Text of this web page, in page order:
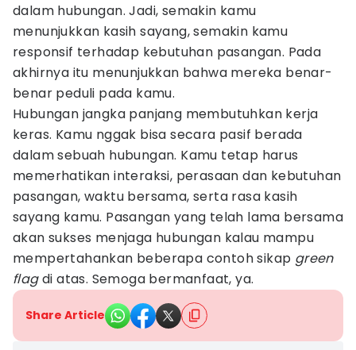
dalam hubungan. Jadi, semakin kamu
menunjukkan kasih sayang, semakin kamu
responsif terhadap kebutuhan pasangan. Pada
akhirnya itu menunjukkan bahwa mereka benar-
benar peduli pada kamu.
Hubungan jangka panjang membutuhkan kerja
keras. Kamu nggak bisa secara pasif berada
dalam sebuah hubungan. Kamu tetap harus
memerhatikan interaksi, perasaan dan kebutuhan
pasangan, waktu bersama, serta rasa kasih
sayang kamu. Pasangan yang telah lama bersama
akan sukses menjaga hubungan kalau mampu
mempertahankan beberapa contoh sikap green
flagdi atas. Semoga bermanfaat, ya.
Share Article